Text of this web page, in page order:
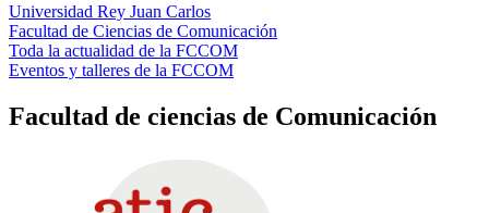
Universidad Rey Juan Carlos
Facultad de Ciencias de Comunicación
Toda la actualidad de la FCCOM
Eventos y talleres de la FCCOM
Facultad de ciencias de Comunicación